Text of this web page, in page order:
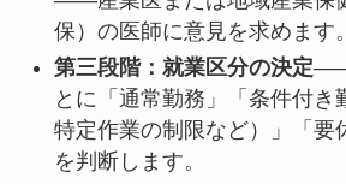
保）の医師に意見を求めます。
第三段階：就業区分の決定——
とに「通常勤務」「条件付き
特定作業の制限など）」「要
を判断します。